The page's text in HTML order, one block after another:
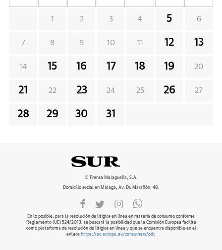
1 2 3 4 5 6
7 8 9 10 11 12 13
14 15 16 17 18 19 20
21 22 23 24 25 26 27
28 29 30 31
© Prensa Malagueña, S.A.
Domicilio social en Málaga, Av. Dr. Marañón, 48.
En lo posible, para la resolución de litigios en línea en materia de consumo conforme
Reglamento (UE) 524/2013, se buscará la posibilidad que la Comisión Europea facilita
como plataforma de resolución de litigios en línea y que se encuentra disponible en el
enlace https://ec.europa.eu/consumers/odr.